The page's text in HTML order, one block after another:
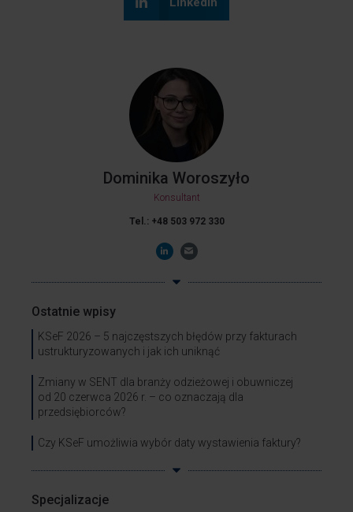
Dominika Woroszyło
Konsultant
Tel.: +48 503 972 330
Ostatnie wpisy
KSeF 2026 – 5 najczęstszych błędów przy fakturach
ustrukturyzowanych i jak ich uniknąć
Zmiany w SENT dla branży odzieżowej i obuwniczej
od 20 czerwca 2026 r. – co oznaczają dla
przedsiębiorców?
Czy KSeF umożliwia wybór daty wystawienia faktury?
Specjalizacje